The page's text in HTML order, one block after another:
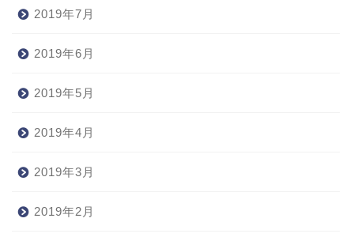
2019年7月
2019年6月
2019年5月
2019年4月
2019年3月
2019年2月